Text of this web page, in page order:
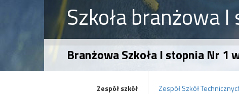
Szkoła branżowa
Branżowa Szkoła I stopnia Nr 1
Zespół szkół Zespół Szkół